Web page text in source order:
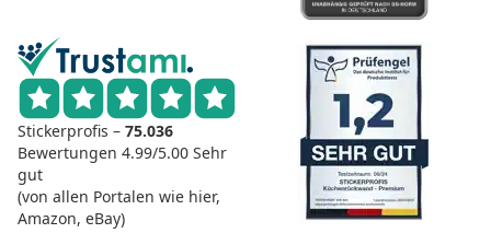
Stickerprofis – 75.036
Bewertungen 4.99/5.00 Sehr
gut
(von allen Portalen wie hier,
Amazon, eBay)